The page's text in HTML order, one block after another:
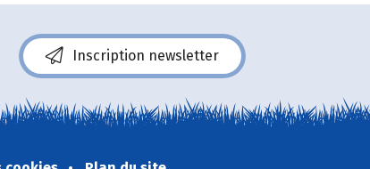
Inscription newsletter